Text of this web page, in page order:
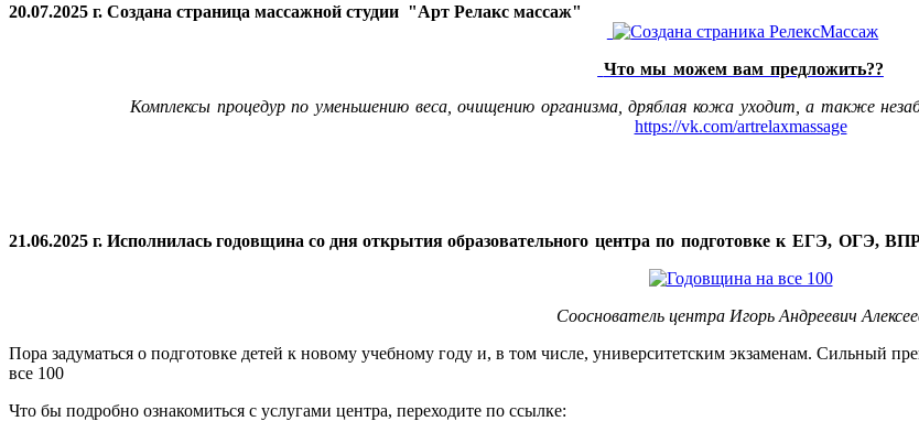
20.07.2025 г. Создана страница массажной студии "Арт Релакс массаж"
Что мы можем вам предложить??
Комплексы процедур по уменьшению веса, очищению организма, дряблая кожа уходит, а также
https://vk.com/artrelaxmassage
21.06.2025 г. Исполнилась годовщина со дня открытия образовательного центра по подготовке к ЕГЭ, ОГЭ,
Сооснователь центра Игорь Андреевич
Пора задуматься о подготовке детей к новому учебному году и, в том числе, университетским экзаменам. Сильный
все 100
Что бы подробно ознакомиться с услугами центра, переходите по ссылке: